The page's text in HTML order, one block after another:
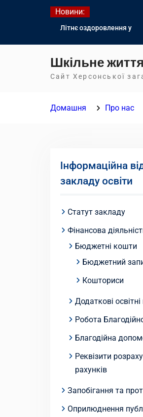
Новини:
Літнє оздоровлення у
Інформація про вступ
молоді з тимчасово
освіти
Шкільне життя
Сайт Херсонської
Домашня Про нас
Інформаційна
закладу освіти
Статут закладу
Фінансова
Бюджетні кошти
Бюджетний
Кошториси
Додаткові
Робота
Благодійна
Реквізити
рахунків
Запобігання та
Оприлюднення